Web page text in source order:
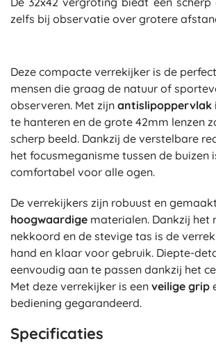
zelfs bij observatie over grotere
Deze compacte verrekijker is de
mensen die graag de natuur of
observeren. Met zijn antislipoppervlak
te hanteren en de grote 42mm lenzen
scherp beeld. Dankzij de verstelbare
het focusmeganisme tussen de buizen
comfortabel voor alle ogen.
De verrekijkers zijn robuust en
hoogwaardige materialen. Dankzij het
nekkoord en de stevige tas is de
hand en klaar voor gebruik. Diepte-
eenvoudig aan te passen dankzij het
Met deze verrekijker is een veilige grip
bediening gegarandeerd.
Specificaties